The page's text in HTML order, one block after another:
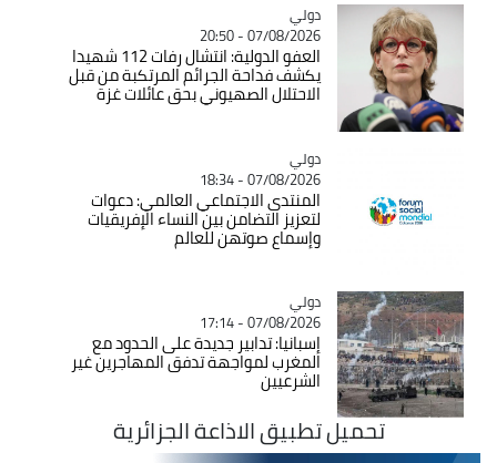
Catégorie
دولي
07/08/2026 - 20:50
العفو الدولية: انتشال رفات 112 شهيدا
يكشف فداحة الجرائم المرتكبة من قبل
الاحتلال الصهيوني بحق عائلات غزة
Catégorie
دولي
07/08/2026 - 18:34
المنتدى الاجتماعي العالمي: دعوات
لتعزيز التضامن بين النساء الإفريقيات
وإسماع صوتهن للعالم
Catégorie
دولي
07/08/2026 - 17:14
إسبانيا: تدابير جديدة على الحدود مع
المغرب لمواجهة تدفق المهاجرين غير
الشرعيين
تحميل تطبيق الاذاعة الجزائرية